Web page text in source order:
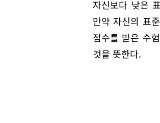
자신보다 낮은
만약 자신의 표
점수를 받은 수
것을 뜻한다.